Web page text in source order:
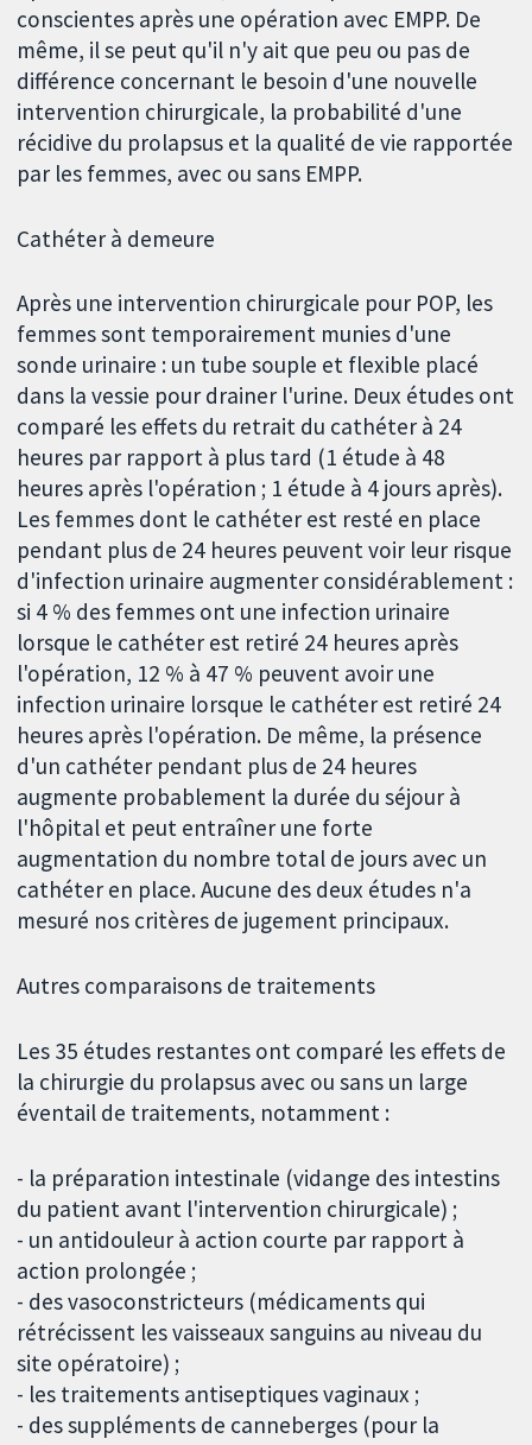
conscientes après une opération avec EMPP. De
même, il se peut qu'il n'y ait que peu ou pas de
différence concernant le besoin d'une nouvelle
intervention chirurgicale, la probabilité d'une
récidive du prolapsus et la qualité de vie rapportée
par les femmes, avec ou sans EMPP.
Cathéter à demeure
Après une intervention chirurgicale pour POP, les
femmes sont temporairement munies d'une
sonde urinaire : un tube souple et flexible placé
dans la vessie pour drainer l'urine. Deux études ont
comparé les effets du retrait du cathéter à 24
heures par rapport à plus tard (1 étude à 48
heures après l'opération ; 1 étude à 4 jours après).
Les femmes dont le cathéter est resté en place
pendant plus de 24 heures peuvent voir leur risque
d'infection urinaire augmenter considérablement :
si 4 % des femmes ont une infection urinaire
lorsque le cathéter est retiré 24 heures après
l'opération, 12 % à 47 % peuvent avoir une
infection urinaire lorsque le cathéter est retiré 24
heures après l'opération. De même, la présence
d'un cathéter pendant plus de 24 heures
augmente probablement la durée du séjour à
l'hôpital et peut entraîner une forte
augmentation du nombre total de jours avec un
cathéter en place. Aucune des deux études n'a
mesuré nos critères de jugement principaux.
Autres comparaisons de traitements
Les 35 études restantes ont comparé les effets de
la chirurgie du prolapsus avec ou sans un large
éventail de traitements, notamment :
- la préparation intestinale (vidange des intestins
du patient avant l'intervention chirurgicale) ;
- un antidouleur à action courte par rapport à
action prolongée ;
- des vasoconstricteurs (médicaments qui
rétrécissent les vaisseaux sanguins au niveau du
site opératoire) ;
- les traitements antiseptiques vaginaux ;
- des suppléments de canneberges (pour la